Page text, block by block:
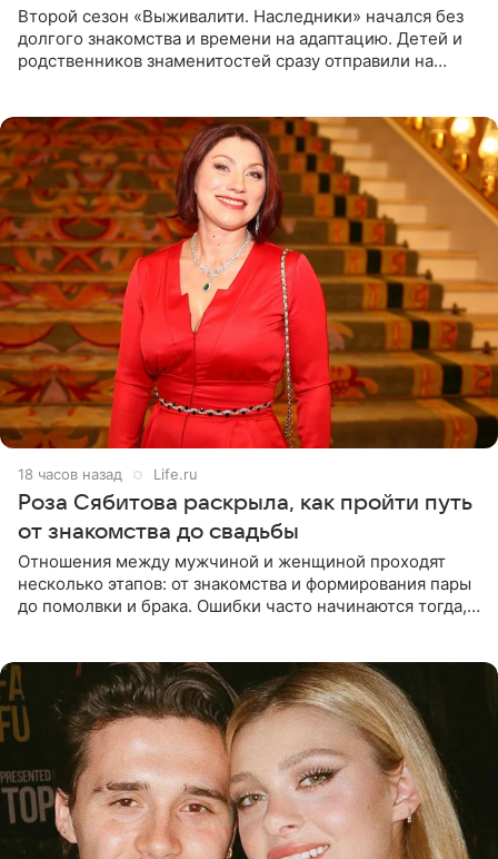
Второй сезон «Выживалити. Наследники» начался без
долгого знакомства и времени на адаптацию. Детей и
родственников знаменитостей сразу отправили на
18 часов назад Life.ru
Роза Сябитова раскрыла, как пройти путь
от знакомства до свадьбы
Отношения между мужчиной и женщиной проходят
несколько этапов: от знакомства и формирования пары
до помолвки и брака. Ошибки часто начинаются тогда,